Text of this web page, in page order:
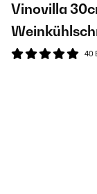
Vinovilla
40